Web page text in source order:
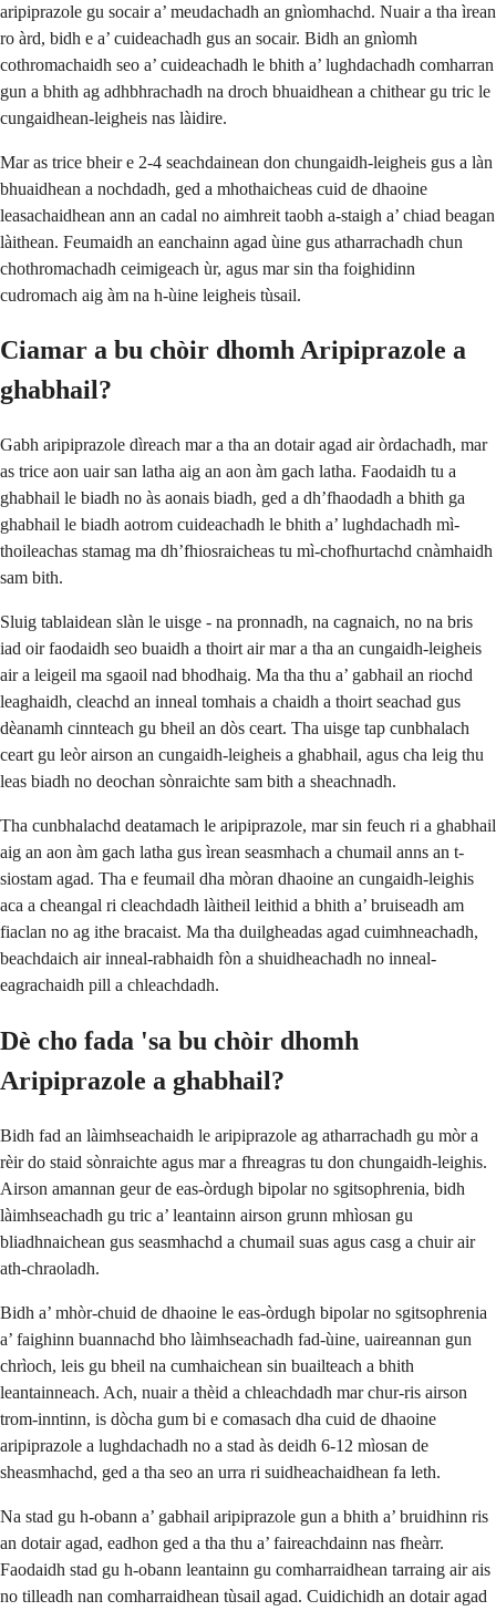
aripiprazole gu socair a’ meudachadh an gnìomhachd. Nuair a tha ìrean
ro àrd, bidh e a’ cuideachadh gus an socair. Bidh an gnìomh
cothromachaidh seo a’ cuideachadh le bhith a’ lughdachadh comharran
gun a bhith ag adhbhrachadh na droch bhuaidhean a chithear gu tric le
cungaidhean-leigheis nas làidire.
Mar as trice bheir e 2-4 seachdainean don chungaidh-leigheis gus a làn
bhuaidhean a nochdadh, ged a mhothaicheas cuid de dhaoine
leasachaidhean ann an cadal no aimhreit taobh a-staigh a’ chiad beagan
làithean. Feumaidh an eanchainn agad ùine gus atharrachadh chun
chothromachadh ceimigeach ùr, agus mar sin tha foighidinn
cudromach aig àm na h-ùine leigheis tùsail.
Ciamar a bu chòir dhomh Aripiprazole a
ghabhail?
Gabh aripiprazole dìreach mar a tha an dotair agad air òrdachadh, mar
as trice aon uair san latha aig an aon àm gach latha. Faodaidh tu a
ghabhail le biadh no às aonais biadh, ged a dh’fhaodadh a bhith ga
ghabhail le biadh aotrom cuideachadh le bhith a’ lughdachadh mì-
thoileachas stamag ma dh’fhiosraicheas tu mì-chofhurtachd cnàmhaidh
sam bith.
Sluig tablaidean slàn le uisge - na pronnadh, na cagnaich, no na bris
iad oir faodaidh seo buaidh a thoirt air mar a tha an cungaidh-leigheis
air a leigeil ma sgaoil nad bhodhaig. Ma tha thu a’ gabhail an riochd
leaghaidh, cleachd an inneal tomhais a chaidh a thoirt seachad gus
dèanamh cinnteach gu bheil an dòs ceart. Tha uisge tap cunbhalach
ceart gu leòr airson an cungaidh-leigheis a ghabhail, agus cha leig thu
leas biadh no deochan sònraichte sam bith a sheachnadh.
Tha cunbhalachd deatamach le aripiprazole, mar sin feuch ri a ghabhail
aig an aon àm gach latha gus ìrean seasmhach a chumail anns an t-
siostam agad. Tha e feumail dha mòran dhaoine an cungaidh-leighis
aca a cheangal ri cleachdadh làitheil leithid a bhith a’ bruiseadh am
fiaclan no ag ithe bracaist. Ma tha duilgheadas agad cuimhneachadh,
beachdaich air inneal-rabhaidh fòn a shuidheachadh no inneal-
eagrachaidh pill a chleachdadh.
Dè cho fada 'sa bu chòir dhomh
Aripiprazole a ghabhail?
Bidh fad an làimhseachaidh le aripiprazole ag atharrachadh gu mòr a
rèir do staid sònraichte agus mar a fhreagras tu don chungaidh-leighis.
Airson amannan geur de eas-òrdugh bipolar no sgitsophrenia, bidh
làimhseachadh gu tric a’ leantainn airson grunn mhìosan gu
bliadhnaichean gus seasmhachd a chumail suas agus casg a chuir air
ath-chraoladh.
Bidh a’ mhòr-chuid de dhaoine le eas-òrdugh bipolar no sgitsophrenia
a’ faighinn buannachd bho làimhseachadh fad-ùine, uaireannan gun
chrìoch, leis gu bheil na cumhaichean sin buailteach a bhith
leantainneach. Ach, nuair a thèid a chleachdadh mar chur-ris airson
trom-inntinn, is dòcha gum bi e comasach dha cuid de dhaoine
aripiprazole a lughdachadh no a stad às deidh 6-12 mìosan de
sheasmhachd, ged a tha seo an urra ri suidheachaidhean fa leth.
Na stad gu h-obann a’ gabhail aripiprazole gun a bhith a’ bruidhinn ris
an dotair agad, eadhon ged a tha thu a’ faireachdainn nas fheàrr.
Faodaidh stad gu h-obann leantainn gu comharraidhean tarraing air ais
no tilleadh nan comharraidhean tùsail agad. Cuidichidh an dotair agad